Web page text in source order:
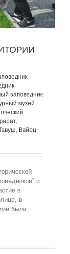
заповедник
музей
,
, Вайоц
и
в
в
были